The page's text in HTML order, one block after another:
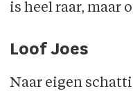
is heel raar, maar
Loof Joes
Naar eigen